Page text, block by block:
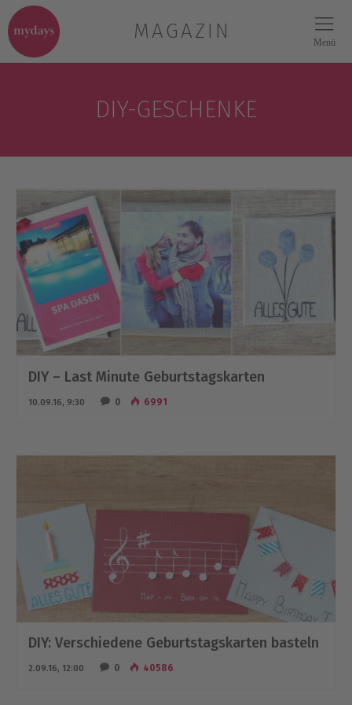
MAGAZIN Menü
DIY-GESCHENKE
DIY – Last Minute Geburtstagskarten
10.09.16, 9:30 0 6991
DIY: Verschiedene Geburtstagskarten basteln
2.09.16, 12:00 0 40586